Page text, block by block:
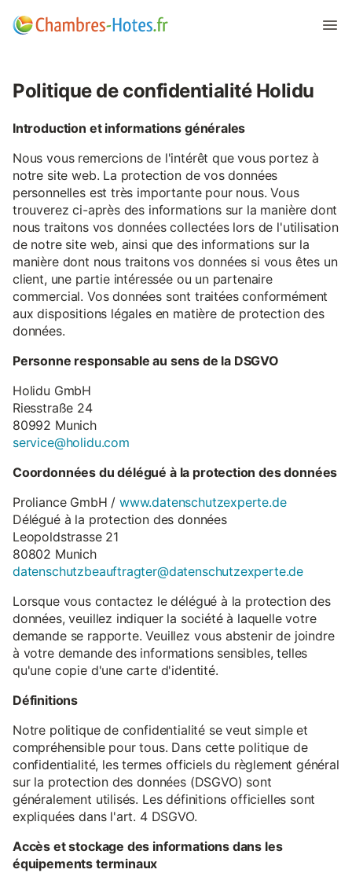
Politique de confidentialité Holidu
Introduction et informations générales
Nous vous remercions de l'intérêt que vous portez à
notre site web. La protection de vos données
personnelles est très importante pour nous. Vous
trouverez ci-après des informations sur la manière dont
nous traitons vos données collectées lors de l'utilisation
de notre site web, ainsi que des informations sur la
manière dont nous traitons vos données si vous êtes un
client, une partie intéressée ou un partenaire
commercial. Vos données sont traitées conformément
aux dispositions légales en matière de protection des
données.
Personne responsable au sens de la DSGVO
Holidu GmbH
Riesstraße 24
80992 Munich
service@holidu.com
Coordonnées du délégué à la protection des données
Proliance GmbH /www.datenschutzexperte.de
Délégué à la protection des données
Leopoldstrasse 21
80802 Munich
datenschutzbeauftragter@datenschutzexperte.de
Lorsque vous contactez le délégué à la protection des
données, veuillez indiquer la société à laquelle votre
demande se rapporte. Veuillez vous abstenir de joindre
à votre demande des informations sensibles, telles
qu'une copie d'une carte d'identité.
Définitions
Notre politique de confidentialité se veut simple et
compréhensible pour tous. Dans cette politique de
confidentialité, les termes officiels du règlement général
sur la protection des données (DSGVO) sont
généralement utilisés. Les définitions officielles sont
expliquées dans l'art. 4 DSGVO.
Accès et stockage des informations dans les
équipements terminaux